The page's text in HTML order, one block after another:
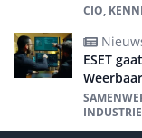
CIO,
ESET
INDUSTRIE